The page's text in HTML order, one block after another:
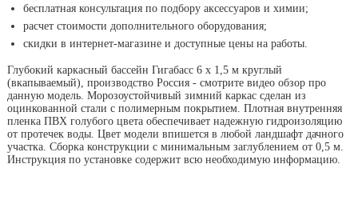
бесплатная консультация по подбору аксессуаров и химии;
расчет стоимости дополнительного оборудования;
скидки в интернет-магазине и доступные цены на работы.
Глубокий каркасный бассейн Гигабасс 6 х 1,5 м круглый
(вкапываемый), производство Россия - смотрите видео обзор про
данную модель. Морозоустойчивый зимний каркас сделан из
оцинкованной стали с полимерным покрытием. Плотная внутренняя
пленка ПВХ голубого цвета обеспечивает надежную гидроизоляцию
от протечек воды. Цвет модели впишется в любой ландшафт дачного
участка. Сборка конструкции с минимальным заглублением от 0,5 м.
Инструкция по установке содержит всю необходимую информацию.